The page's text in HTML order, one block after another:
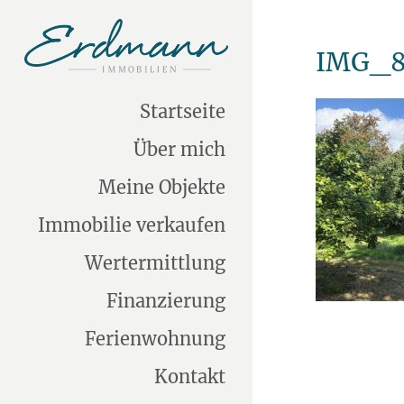
Startseite
Über mich
Meine Objekte
Immobilie verkaufen
Wertermittlung
Finanzierung
Ferienwohnung
Kontakt